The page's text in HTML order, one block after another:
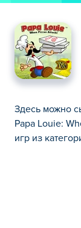
Здесь можно
Papa Louie:
игр из
игр из